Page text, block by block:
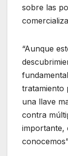
sobre las
“Aunque
tratamiento
una llave
contra
importante,